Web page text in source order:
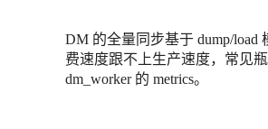
DM 的全量同步基于 dump/load
费速度跟不上生产速度，常见
dm_worker 的 metrics。